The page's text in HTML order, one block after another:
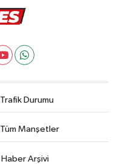
Trafik Durumu
Tüm Manşetler
Haber Arşivi